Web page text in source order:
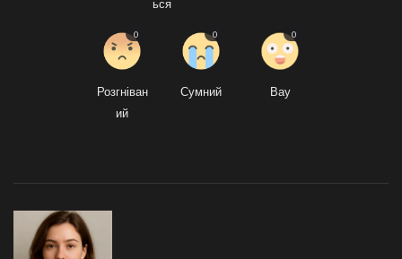
ься
Розгніван
ий
0
Сумний
0
Вау
0